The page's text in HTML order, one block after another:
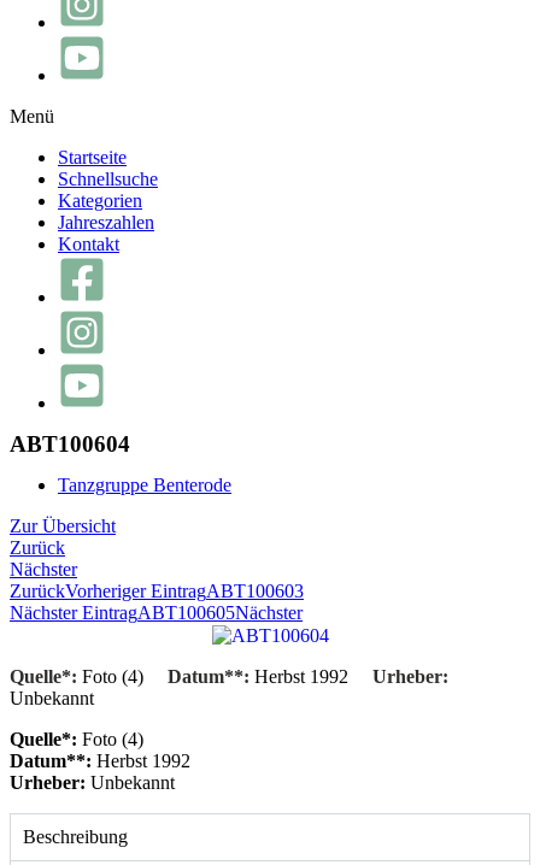
Menü
Startseite
Schnellsuche
Kategorien
Jahreszahlen
Kontakt
ABT100604
Tanzgruppe Benterode
Zur Übersicht
Zurück
Nächster
ZurückVorheriger EintragABT100603
Nächster EintragABT100605Nächster
Quelle*: Foto (4) Datum**: Herbst 1992 Urheber:
Unbekannt
Quelle*: Foto (4)
Datum**: Herbst 1992
Urheber: Unbekannt
Beschreibung